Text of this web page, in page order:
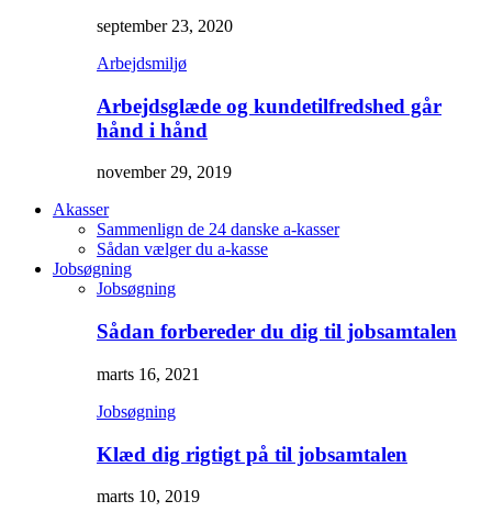
september 23, 2020
Arbejdsmiljø
Arbejdsglæde og kundetilfredshed går
hånd i hånd
november 29, 2019
Akasser
Sammenlign de 24 danske a-kasser
Sådan vælger du a-kasse
Jobsøgning
Jobsøgning
Sådan forbereder du dig til jobsamtalen
marts 16, 2021
Jobsøgning
Klæd dig rigtigt på til jobsamtalen
marts 10, 2019